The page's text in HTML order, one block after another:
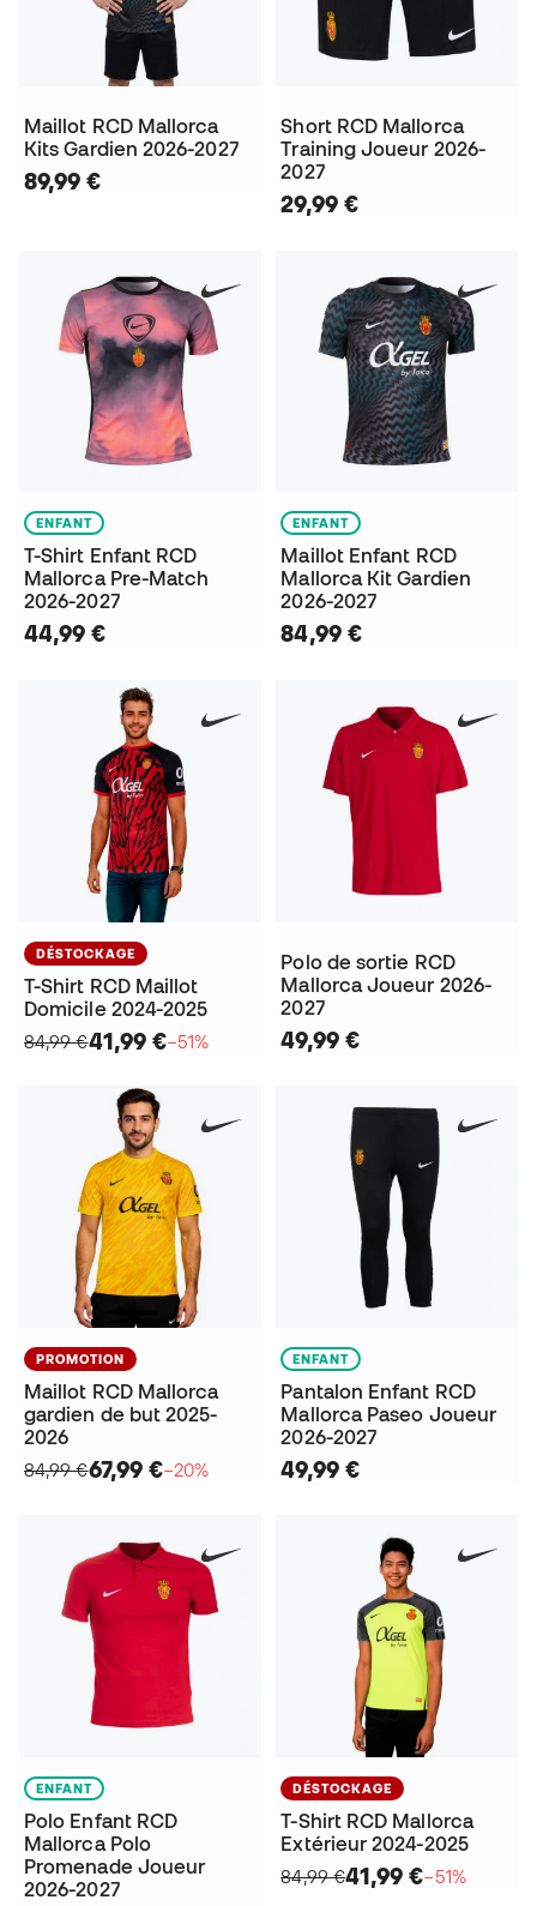
Maillot RCD Mallorca
Kits Gardien 2026-2027
89,99 €
Short RCD Mallorca
Training Joueur 2026-
2027
29,99 €
ENFANT
T-Shirt Enfant RCD
Mallorca Pre-Match
2026-2027
44,99 €
ENFANT
Maillot Enfant RCD
Mallorca Kit Gardien
2026-2027
84,99 €
DÉSTOCKAGE
T-Shirt RCD Maillot
Domicile 2024-2025
84,99 €41,99 €−51%
Polo de sortie RCD
Mallorca Joueur 2026-
2027
49,99 €
PROMOTION
Maillot RCD Mallorca
gardien de but 2025-
2026
84,99 €67,99 €−20%
ENFANT
Pantalon Enfant RCD
Mallorca Paseo Joueur
2026-2027
49,99 €
ENFANT
Polo Enfant RCD
Mallorca Polo
Promenade Joueur
2026-2027
DÉSTOCKAGE
T-Shirt RCD Mallorca
Extérieur 2024-2025
84,99 €41,99 €−51%